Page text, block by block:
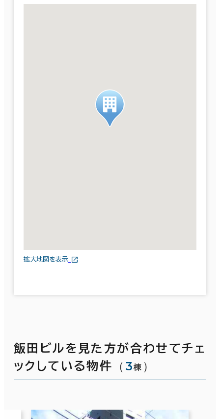
拡大地図を表示
飯田ビルを見た方が合わせてチェ
ックしている物件
（ 3棟 ）